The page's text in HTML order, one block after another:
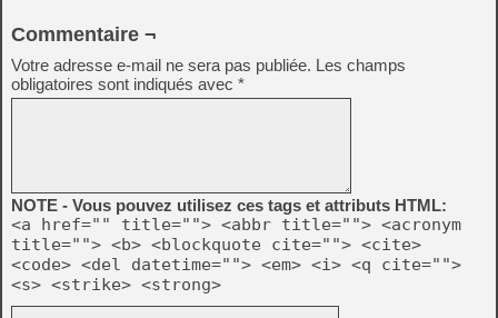
Commentaire ¬
Votre adresse e-mail ne sera pas publiée. Les champs
obligatoires sont indiqués avec *
NOTE - Vous pouvez utilisez ces tags et attributs HTML:
<a href="" title=""> <abbr title=""> <acronym
title=""> <b> <blockquote cite=""> <cite>
<code> <del datetime=""> <em> <i> <q cite="">
<s> <strike> <strong>